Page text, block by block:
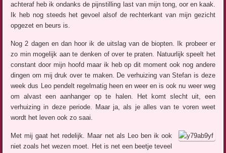
achteraf heb ik ondanks de pijnstilling last van mijn tong, oor en kaak.
Ik heb nog steeds het gevoel alsof de rechterkant van mijn gezicht
opgezet en beurs is.
Nog 2 dagen en dan hoor ik de uitslag van de biopten. Ik probeer er
zo min mogelijk aan te denken of over te praten. Natuurlijk speelt het
constant door mijn hoofd maar ik heb op dit moment ook nog andere
dingen om mij druk over te maken. De verhuizing van Stefan is deze
week dus Leo pendelt regelmatig heen en weer en is ook nu weer weg
om alvast een aanhanger op te halen. Het komt slecht uit, een
verhuizing in deze periode. Maar ja, als je alles van te voren weet
wordt het leven ook zo saai.
Met mij gaat het redelijk. Maar net als Leo ben ik ook
niet zoals het wezen moet. Het is net een beetje teveel